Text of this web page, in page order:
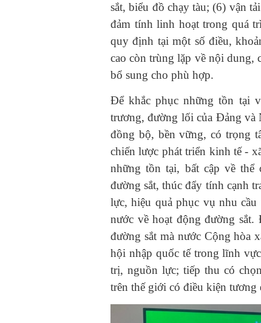
sắt, biểu đồ chạy tàu; (6) vận
đảm tính linh hoạt trong quá
quy định tại một số điều,
cao còn trùng lặp về nội dung,
bổ sung cho phù hợp.
Để khắc phục những tồn tại
trương, đường lối của Đảng và
đồng bộ, bền vững, có trọng
chiến lược phát triển kinh tế -
những tồn tại, bất cập về thể
đường sắt, thúc đẩy tính cạnh
lực, hiệu quả phục vụ nhu
nước về hoạt động đường
đường sắt mà nước Cộng hòa
hội nhập quốc tế trong lĩnh
trị, nguồn lực; tiếp thu có
trên thế giới có điều kiện